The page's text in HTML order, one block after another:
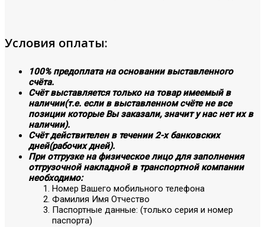
Условия оплаты:
100% предоплата на основании выставленного
счёта.
Счёт выставляется только на товар имеемый в
наличии(т.е. если в выставленном счёте не все
позиции которые Вы заказали, значит у нас нет их в
наличии).
Счёт действителен в течении 2-х банковских
дней(рабочих дней).
При отгрузке на физическое лицо для заполнения
отгрузочной накладной в транспортной компании
необходимо:
Номер Вашего мобильного телефона
Фамилия Имя Отчество
Паспортные данные: (только серия и номер
паспорта)